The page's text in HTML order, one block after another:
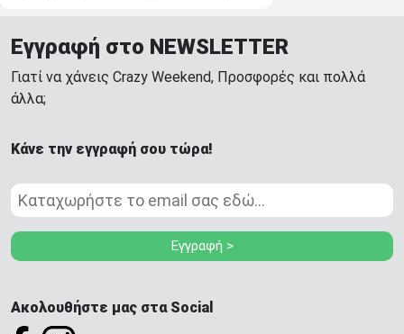
Εγγραφή στο NEWSLETTER
Γιατί να χάνεις Crazy Weekend, Προσφορές και πολλά
άλλα;
Κάνε την εγγραφή σου τώρα!
Εγγραφή >
Ακολουθήστε μας στα Social